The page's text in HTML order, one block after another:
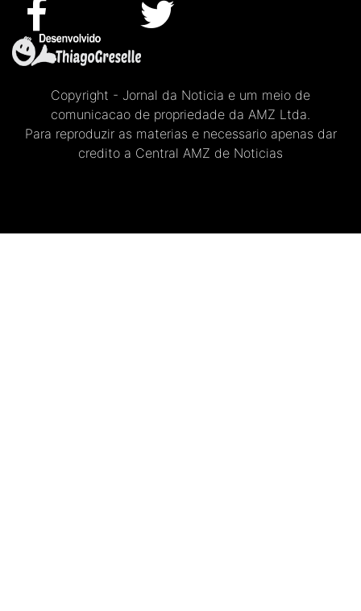
Copyright - Jornal da Noticia e um meio de
comunicacao de propriedade da AMZ Ltda.
Para reproduzir as materias e necessario apenas dar
credito a Central AMZ de Noticias